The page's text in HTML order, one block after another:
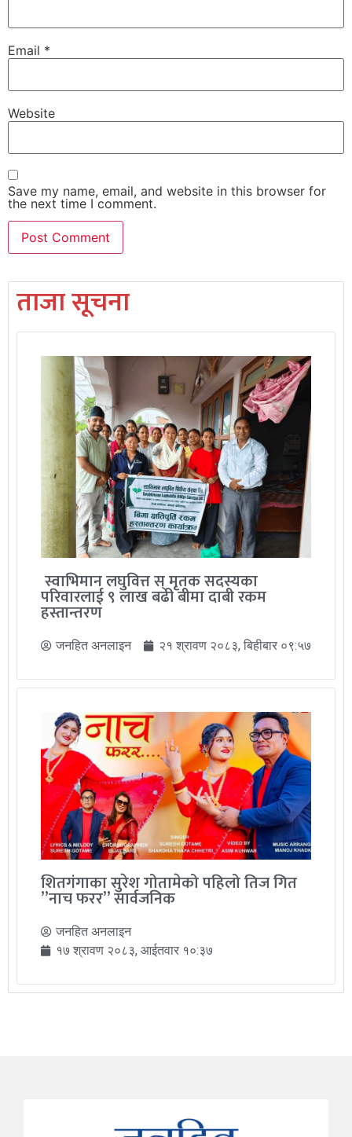
Email *
Website
Save my name, email, and website in this browser for
the next time I comment.
ताजा सूचना
स्वाभिमान लघुवित्त स् मृतक सदस्यका
परिवारलाई ९ लाख बढी बीमा दाबी रकम
हस्तान्तरण
जनहित अनलाइन २१ श्रावण २०८३, बिहीबार ०९:५७
शितगंगाका सुरेश गोतामेको पहिलो तिज गित
”नाच फरर” सार्वजनिक
जनहित अनलाइन
१७ श्रावण २०८३, आईतवार १०:३७